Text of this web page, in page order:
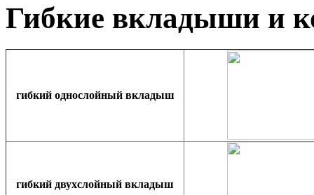
Гибкие вкладыши и
гибкий однослойный вкладыш
гибкий двухслойный вкладыш